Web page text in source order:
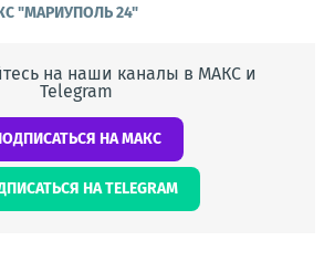
"МАРИУПОЛЬ 24"
на наши каналы в МАКС и
Telegram
НА МАКС
НА TELEGRAM